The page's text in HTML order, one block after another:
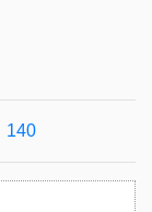
140